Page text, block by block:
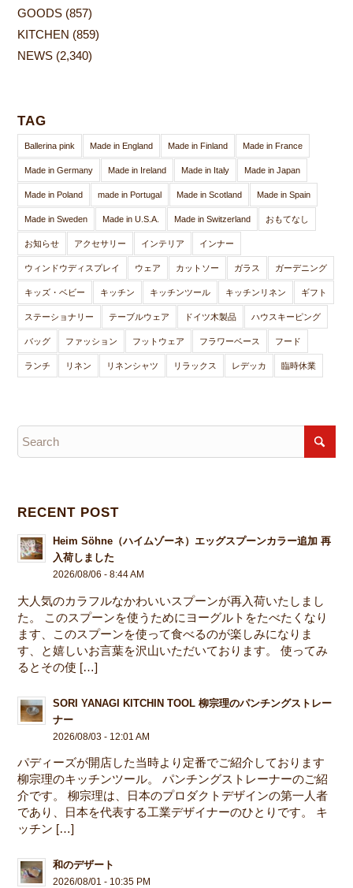
GOODS (857)
KITCHEN (859)
NEWS (2,340)
TAG
Ballerina pink Made in England Made in Finland Made in France
Made in Germany Made in Ireland Made in Italy Made in Japan
Made in Poland made in Portugal Made in Scotland Made in Spain
Made in Sweden Made in U.S.A. Made in Switzerland おもてなし
お知らせ アクセサリー インテリア インナー
ウィンドウディスプレイ ウェア カットソー ガラス ガーデニング
キッズ・ベビー キッチン キッチンツール キッチンリネン ギフト
ステーショナリー テーブルウェア ドイツ木製品 ハウスキーピング
バッグ ファッション フットウェア フラワーベース フード
ランチ リネン リネンシャツ リラックス レデッカ 臨時休業
RECENT POST
Heim Söhne（ハイムゾーネ）エッグスプーンカラー追加 再
入荷しました
2026/08/06 - 8:44 AM
大人気のカラフルなかわいいスプーンが再入荷いたしまし
た。 このスプーンを使うためにヨーグルトをたべたくなり
ます、このスプーンを使って食べるのが楽しみになりま
す、と嬉しいお言葉を沢山いただいております。 使ってみ
るとその使 […]
SORI YANAGI KITCHIN TOOL 柳宗理のパンチングストレー
ナー
2026/08/03 - 12:01 AM
パディーズが開店した当時より定番でご紹介しております
柳宗理のキッチンツール。 パンチングストレーナーのご紹
介です。 柳宗理は、日本のプロダクトデザインの第一人者
であり、日本を代表する工業デザイナーのひとりです。 キ
ッチン […]
和のデザート
2026/08/01 - 10:35 PM